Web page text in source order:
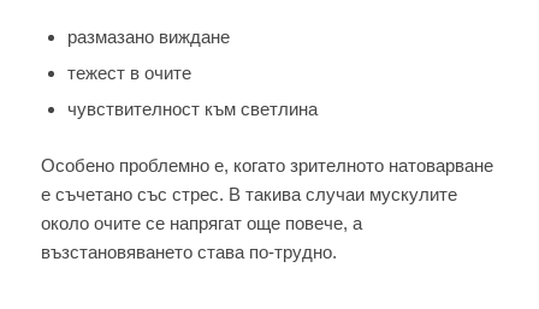
размазано виждане
тежест в очите
чувствителност към светлина
Особено проблемно е, когато зрителното натоварване
е съчетано със стрес. В такива случаи мускулите
около очите се напрягат още повече, а
възстановяването става по-трудно.